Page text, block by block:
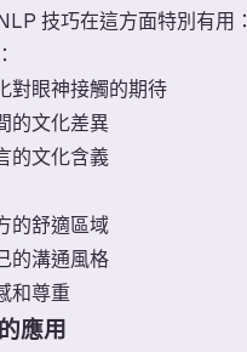
技巧在這方面特別有用：
：
對眼神接觸的期待
的文化差異
的文化含義
的舒適區域
的溝通風格
和尊重
應用